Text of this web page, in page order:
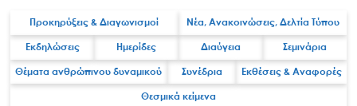
Προκηρύξεις & Διαγωνισμοί Νέα, Ανακοινώσεις, Δελτία Τύπου
Εκδηλώσεις Ημερίδες Διαύγεια Σεμινάρια
Θέματα ανθρώπινου δυναμικού Συνέδρια Εκθέσεις & Αναφορές
Θεσμικά κείμενα